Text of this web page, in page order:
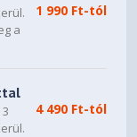
a
1 990 Ft-tól
4 490 Ft-tól